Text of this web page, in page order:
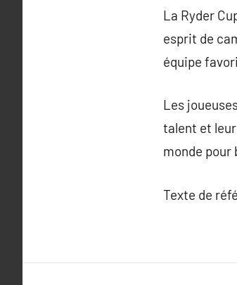
La Ryder
esprit de
équipe
Les
talent et
monde
Texte de